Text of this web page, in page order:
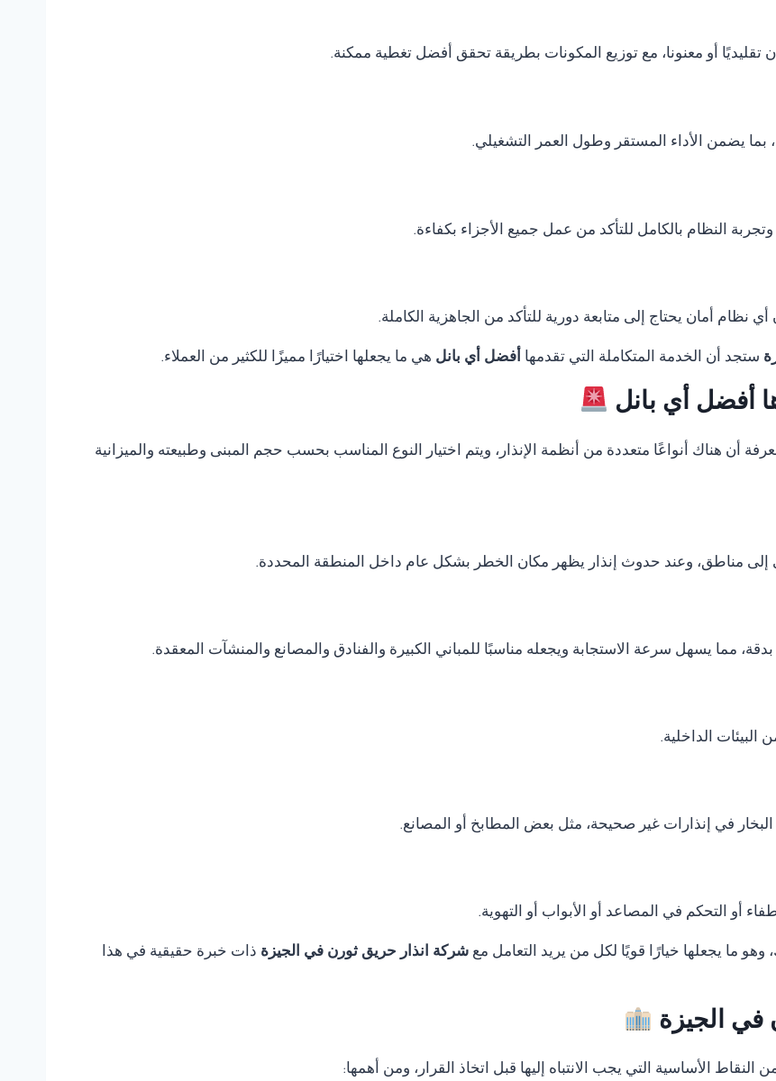
تقليديًا أو معنونا، مع توزيع المكونات بطريقة تحقق أفضل تغطية ممكنة.
بما يضمن الأداء المستقر وطول العمر التشغيلي.
النظام بالكامل للتأكد من عمل جميع الأجزاء بكفاءة.
نظام أمان يحتاج إلى متابعة دورية للتأكد من الجاهزية الكاملة.
ستجد أن الخدمة المتكاملة التي تقدمها أفضل أي بانل هي ما يجعلها اختيارًا مميزًا للكثير من العملاء.
أفضل أي بانل
أن هناك أنواعًا متعددة من أنظمة الإنذار، ويتم اختيار النوع المناسب بحسب حجم المبنى وطبيعته والميزانية
إلى مناطق، وعند حدوث إنذار يظهر مكان الخطر بشكل عام داخل المنطقة المحددة.
مما يسهل سرعة الاستجابة ويجعله مناسبًا للمباني الكبيرة والفنادق والمصانع والمنشآت المعقدة.
الداخلية.
في إنذارات غير صحيحة، مثل بعض المطابخ أو المصانع.
أو التحكم في المصاعد أو الأبواب أو التهوية.
ما يجعلها خيارًا قويًا لكل من يريد التعامل مع شركة انذار حريق ثورن في الجيزة ذات خبرة حقيقية في هذا
في الجيزة
الأساسية التي يجب الانتباه إليها قبل اتخاذ القرار، ومن أهمها: